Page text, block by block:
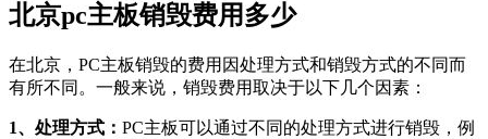
北京pc主板销毁费用多少
在北京，PC主板销毁的费用因处理方式和销毁方式的不同而
有所不同。一般来说，销毁费用取决于以下几个因素：
1、处理方式： PC主板可以通过不同的处理方式进行销毁，例